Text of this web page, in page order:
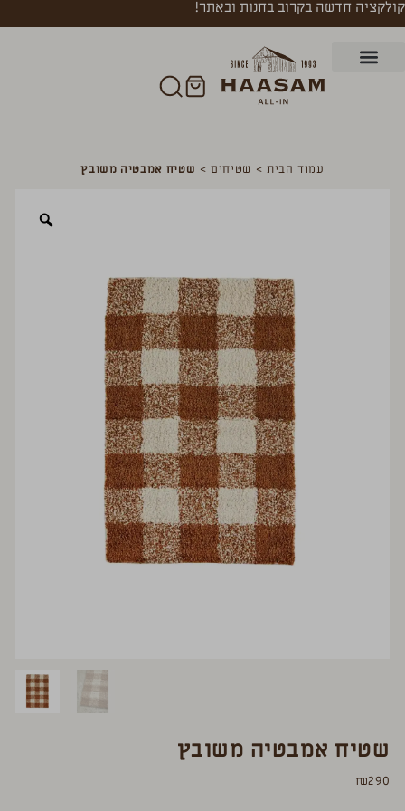
קולקציה חדשה בקרוב בחנות ובאתר!
שטיח אמבטיה משובץ
₪290
עמוד הבית > שטיחים> שטיח אמבטיה משובץ